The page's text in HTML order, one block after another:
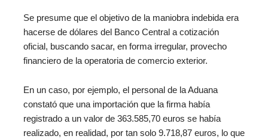
Se presume que el objetivo de la maniobra indebida era
hacerse de dólares del Banco Central a cotización
oficial, buscando sacar, en forma irregular, provecho
financiero de la operatoria de comercio exterior.
En un caso, por ejemplo, el personal de la Aduana
constató que una importación que la firma había
registrado a un valor de 363.585,70 euros se había
realizado, en realidad, por tan solo 9.718,87 euros, lo que